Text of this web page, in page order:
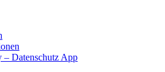
– Datenschutz App